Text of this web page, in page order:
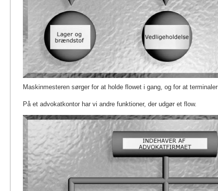
Maskinmesteren sørger for at holde flowet i gang, og for at
På et advokatkontor har vi andre funktioner, der udgør et flow.